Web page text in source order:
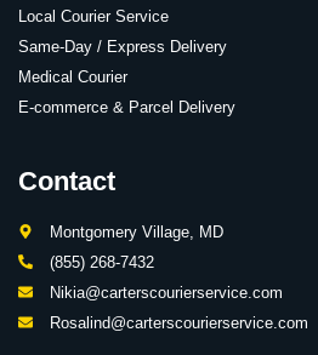
Local Courier Service
Same-Day / Express Delivery
Medical Courier
E-commerce & Parcel Delivery
Contact
Montgomery Village, MD
(855) 268-7432
Nikia@carterscourierservice.com
Rosalind@carterscourierservice.com